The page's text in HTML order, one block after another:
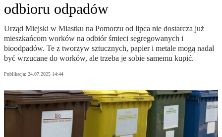
odbioru odpadów
Urząd Miejski w Miastku na Pomorzu od lipca nie dostarcza już
mieszkańcom worków na odbiór śmieci segregowanych i
bioodpadów. Te z tworzyw sztucznych, papier i metale mogą nadal
być wrzucane do worków, ale trzeba je sobie samemu kupić.
Publikacja: 24.07.2025 14:44